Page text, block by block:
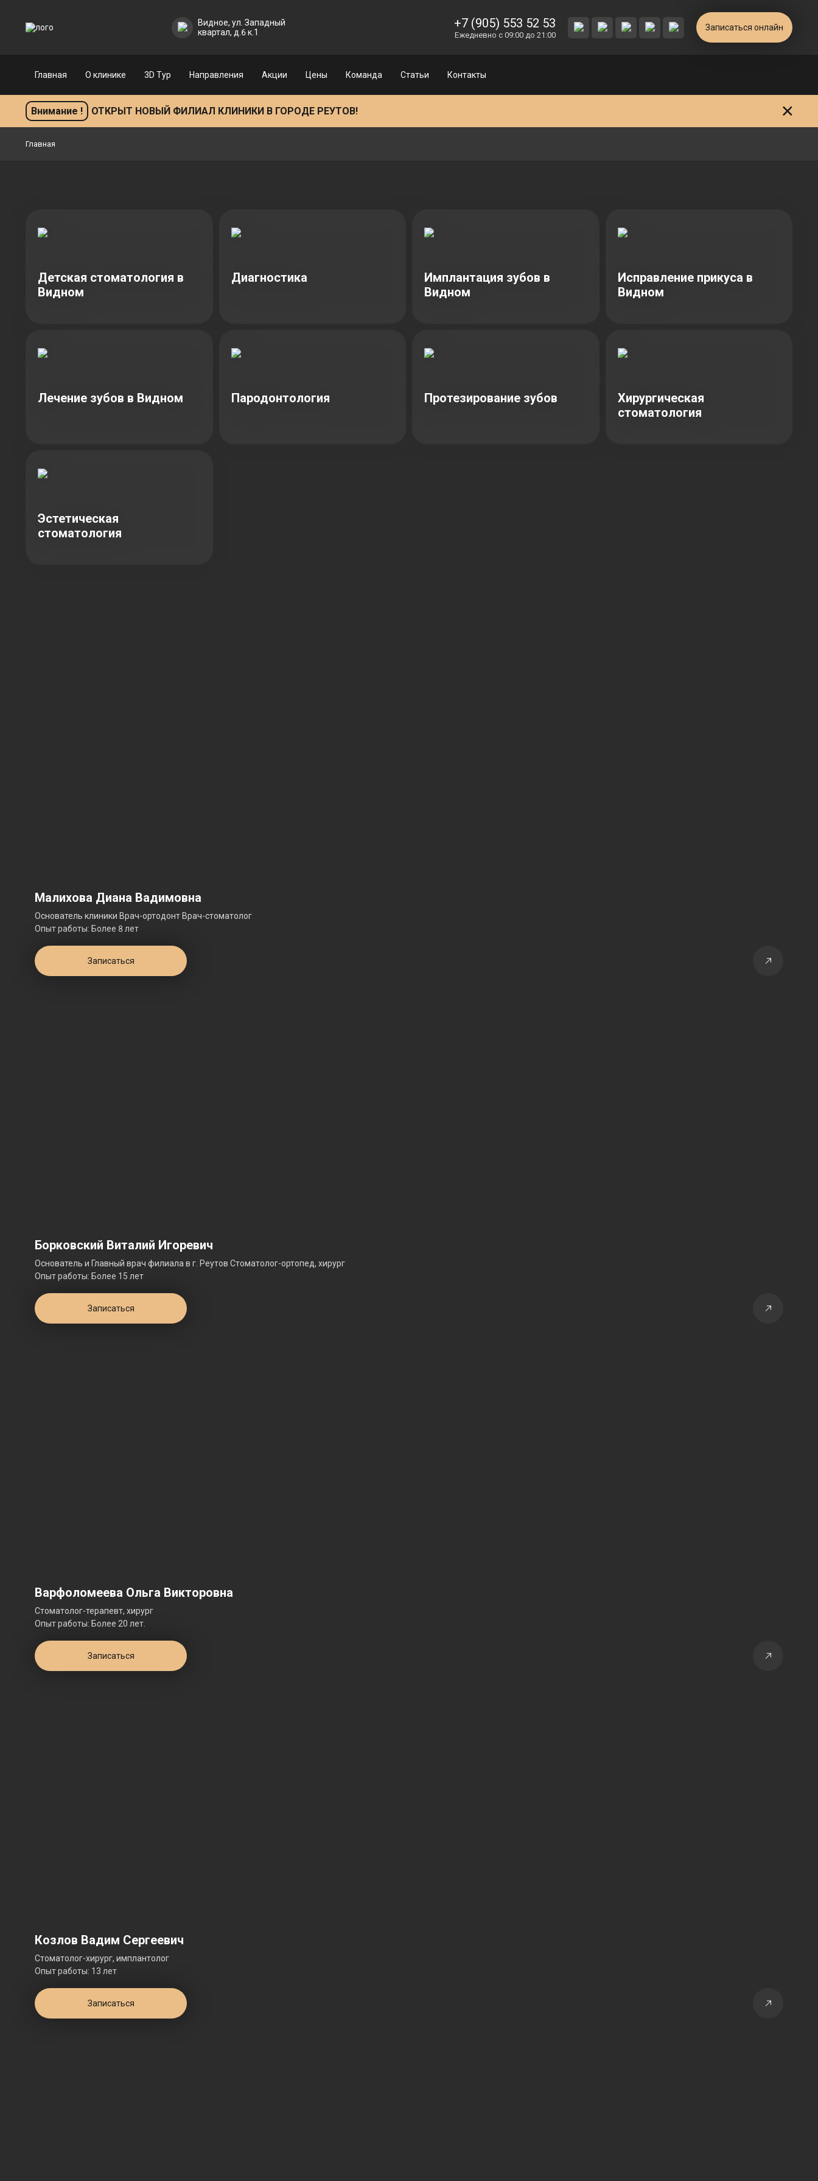
Главная О клинике 3D Тур Статьи Контакты
Ежедневно с 09:00 до 21:00
Видное, ул. Западный
квартал, д.6 к.1
+7 (905) 553 52 53
Ежедневно с 09:00 до 21:00
Записаться онлайн
Главная О клинике 3D Тур Направления Акции Цены Команда Статьи Контакты
Внимание ! ОТКРЫТ НОВЫЙ ФИЛИАЛ КЛИНИКИ В ГОРОДЕ РЕУТОВ!
Главная
Детская стоматология в
Видном
Диагностика
Имплантация зубов в
Видном
Исправление прикуса в
Видном
Лечение зубов в Видном Пародонтология Протезирование зубов
Хирургическая
стоматология
Эстетическая
стоматология
Малихова Диана Вадимовна
Основатель клиники Врач-ортодонт Врач-стоматолог
Опыт работы: Более 8 лет
Записаться
Борковский Виталий Игоревич
Основатель и Главный врач филиала в г. Реутов Стоматолог-ортопед, хирург
Опыт работы: Более 15 лет
Записаться
Варфоломеева Ольга Викторовна
Стоматолог-терапевт, хирург
Опыт работы: Более 20 лет.
Записаться
Козлов Вадим Сергеевич
Стоматолог-хирург, имплантолог
Опыт работы: 13 лет
Записаться